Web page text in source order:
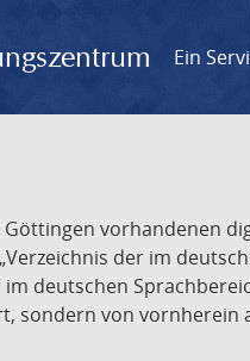
Ein
vorhandenen
der im
deutschen
sondern von